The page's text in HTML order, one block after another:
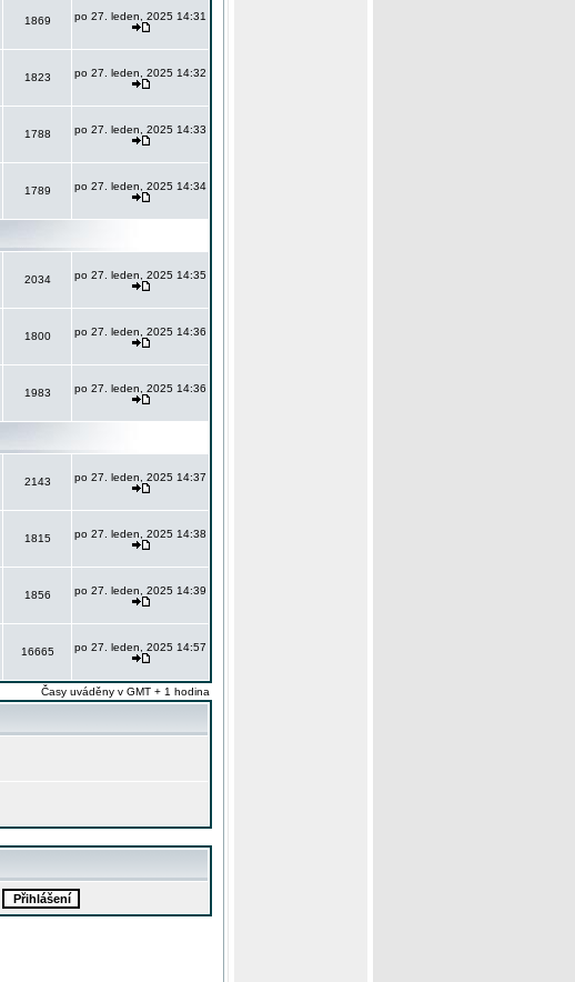
1869 po 27. leden, 2025 14:31
1823 po 27. leden, 2025 14:32
1788 po 27. leden, 2025 14:33
1789 po 27. leden, 2025 14:34
2034 po 27. leden, 2025 14:35
1800 po 27. leden, 2025 14:36
1983 po 27. leden, 2025 14:36
2143 po 27. leden, 2025 14:37
1815 po 27. leden, 2025 14:38
1856 po 27. leden, 2025 14:39
16665 po 27. leden, 2025 14:57
Časy uváděny v GMT + 1 hodina